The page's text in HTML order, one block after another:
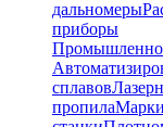
дальномеры
приборы
сплавов
пропила